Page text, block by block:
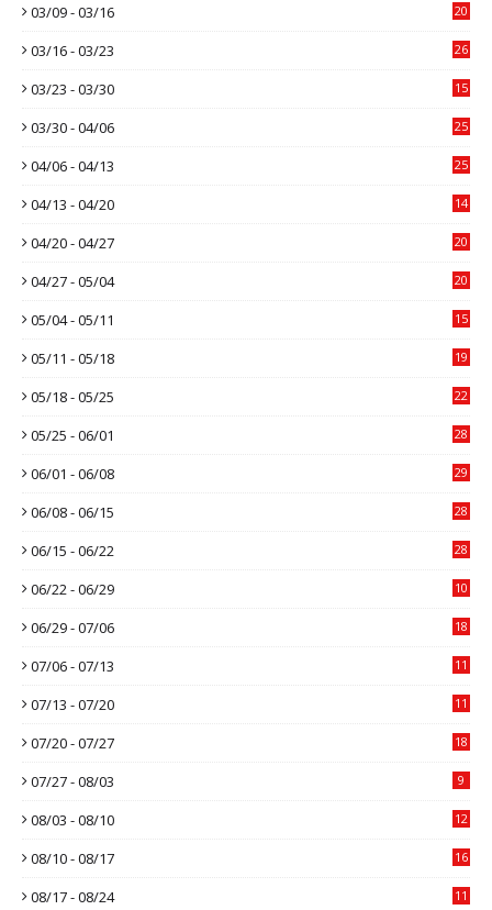
03/09 - 03/16 20
03/16 - 03/23 26
03/23 - 03/30 15
03/30 - 04/06 25
04/06 - 04/13 25
04/13 - 04/20 14
04/20 - 04/27 20
04/27 - 05/04 20
05/04 - 05/11 15
05/11 - 05/18 19
05/18 - 05/25 22
05/25 - 06/01 28
06/01 - 06/08 29
06/08 - 06/15 28
06/15 - 06/22 28
06/22 - 06/29 10
06/29 - 07/06 18
07/06 - 07/13 11
07/13 - 07/20 11
07/20 - 07/27 18
07/27 - 08/03 9
08/03 - 08/10 12
08/10 - 08/17 16
08/17 - 08/24 11